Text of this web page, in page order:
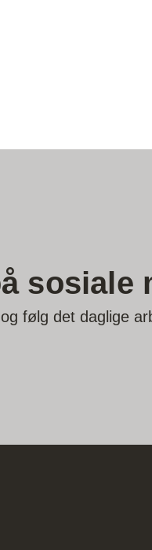
sosiale
følg det daglige